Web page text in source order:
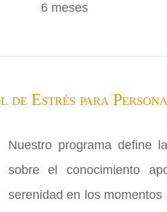
6 meses
Estrés para
Nuestro programa define
sobre el conocimiento
serenidad en los